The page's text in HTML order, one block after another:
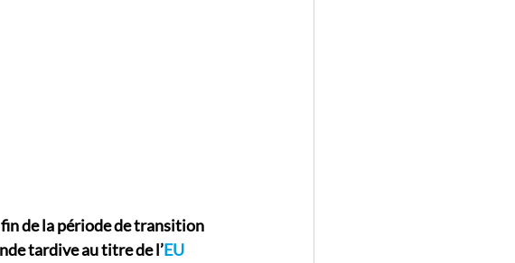
de la période de transition
tardive au titre de l’EU